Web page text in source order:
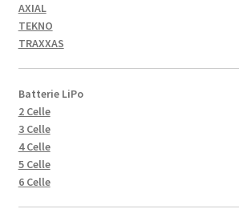
AXIAL
TEKNO
TRAXXAS
Batterie LiPo
2 Celle
3 Celle
4 Celle
5 Celle
6 Celle